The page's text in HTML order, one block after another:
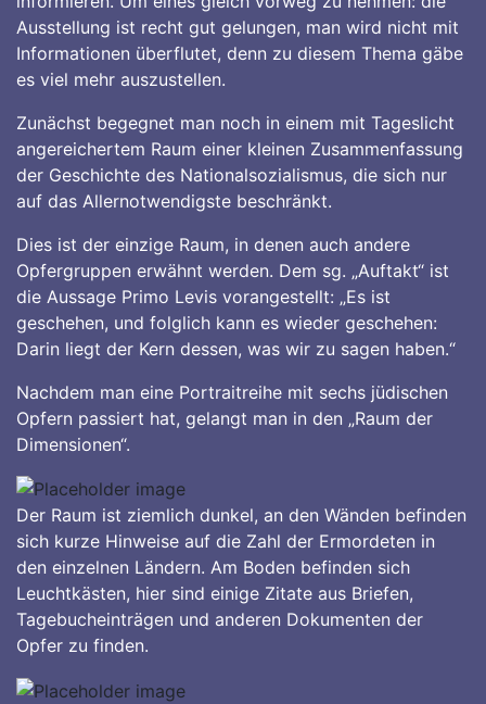
Ausstellung ist recht gut gelungen, man wird nicht mit
Informationen überflutet, denn zu diesem Thema gäbe
es viel mehr auszustellen.
Zunächst begegnet man noch in einem mit Tageslicht
angereichertem Raum einer kleinen Zusammenfassung
der Geschichte des Nationalsozialismus, die sich nur
auf das Allernotwendigste beschränkt.
Dies ist der einzige Raum, in denen auch andere
Opfergruppen erwähnt werden. Dem sg. „Auftakt“ ist
die Aussage Primo Levis vorangestellt: „Es ist
geschehen, und folglich kann es wieder geschehen:
Darin liegt der Kern dessen, was wir zu sagen haben.“
Nachdem man eine Portraitreihe mit sechs jüdischen
Opfern passiert hat, gelangt man in den „Raum der
Dimensionen“.
Der Raum ist ziemlich dunkel, an den Wänden befinden
sich kurze Hinweise auf die Zahl der Ermordeten in
den einzelnen Ländern. Am Boden befinden sich
Leuchtkästen, hier sind einige Zitate aus Briefen,
Tagebucheinträgen und anderen Dokumenten der
Opfer zu finden.